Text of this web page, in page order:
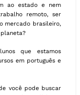
ao estado e nem
remoto, ser
mercado brasileiro,
que estamos
em português e
você pode buscar